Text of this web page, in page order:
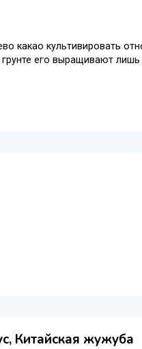
какао культивировать
его выращивают
Китайская жужуба